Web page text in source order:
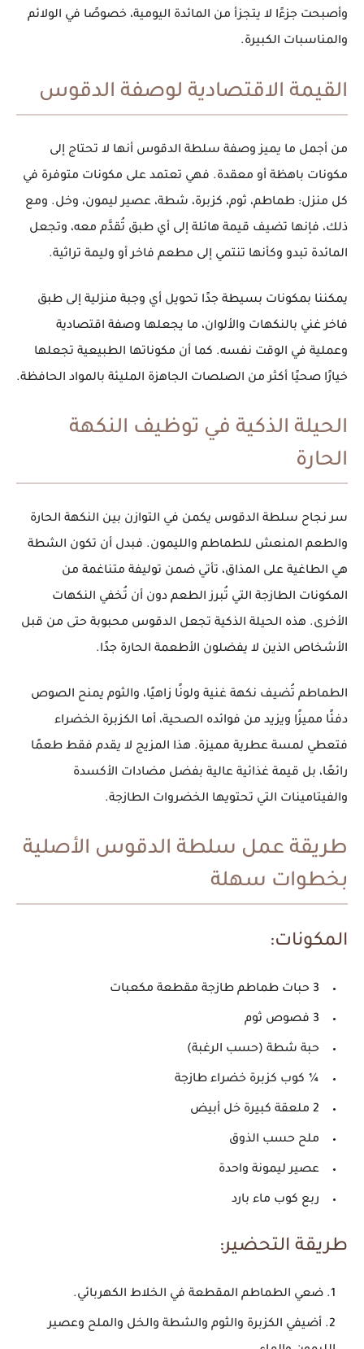
وأصبحت جزءًا لا يتجزأ من المائدة اليومية، خصوصًا في الولائم
والمناسبات الكبيرة.
القيمة الاقتصادية لوصفة الدقوس
من أجمل ما يميز وصفة سلطة الدقوس أنها لا تحتاج إلى
مكونات باهظة أو معقدة. فهي تعتمد على مكونات متوفرة في
كل منزل: طماطم، ثوم، كزبرة، شطة، عصير ليمون، وخل. ومع
ذلك، فإنها تضيف قيمة هائلة إلى أي طبق تُقدَّم معه، وتجعل
المائدة تبدو وكأنها تنتمي إلى مطعم فاخر أو وليمة تراثية.
يمكننا بمكونات بسيطة جدًا تحويل أي وجبة منزلية إلى طبق
فاخر غني بالنكهات والألوان، ما يجعلها وصفة اقتصادية
وعملية في الوقت نفسه. كما أن مكوناتها الطبيعية تجعلها
خيارًا صحيًا أكثر من الصلصات الجاهزة المليئة بالمواد الحافظة.
الحيلة الذكية في توظيف النكهة
الحارة
سر نجاح سلطة الدقوس يكمن في التوازن بين النكهة الحارة
والطعم المنعش للطماطم والليمون. فبدل أن تكون الشطة
هي الطاغية على المذاق، تأتي ضمن توليفة متناغمة من
المكونات الطازجة التي تُبرز الطعم دون أن تُخفي النكهات
الأخرى. هذه الحيلة الذكية تجعل الدقوس محبوبة حتى من قبل
الأشخاص الذين لا يفضلون الأطعمة الحارة جدًا.
الطماطم تُضيف نكهة غنية ولونًا زاهيًا، والثوم يمنح الصوص
دفئًا مميزًا ويزيد من فوائده الصحية، أما الكزبرة الخضراء
فتعطي لمسة عطرية مميزة. هذا المزيج لا يقدم فقط طعمًا
رائعًا، بل قيمة غذائية عالية بفضل مضادات الأكسدة
والفيتامينات التي تحتويها الخضروات الطازجة.
طريقة عمل سلطة الدقوس الأصلية
بخطوات سهلة
المكونات:
3 حبات طماطم طازجة مقطعة مكعبات
3 فصوص ثوم
حبة شطة (حسب الرغبة)
¼ كوب كزبرة خضراء طازجة
2 ملعقة كبيرة خل أبيض
ملح حسب الذوق
عصير ليمونة واحدة
ربع كوب ماء بارد
طريقة التحضير:
ضعي الطماطم المقطعة في الخلاط الكهربائي.
أضيفي الكزبرة والثوم والشطة والخل والملح وعصير